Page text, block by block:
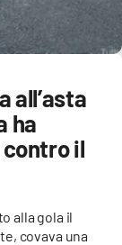
all’asta
ha
il
alla gola il
covava una